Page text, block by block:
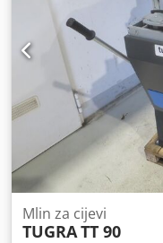
Mlin za cijevi
TUGRATT 90